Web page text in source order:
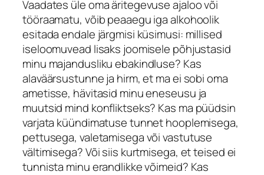
Vaadates üle oma äritegevuse ajaloo või
tööraamatu, võib peaaegu iga alkohoolik
esitada endale järgmisi küsimusi: millised
iseloomuvead lisaks joomisele põhjustasid
minu majandusliku ebakindluse? Kas
alaväärsustunne ja hirm, et ma ei sobi oma
ametisse, hävitasid minu eneseusu ja
muutsid mind konfliktseks? Kas ma püüdsin
varjata küündimatuse tunnet hooplemisega,
pettusega, valetamisega või vastutuse
vältimisega? Või siis kurtmisega, et teised ei
tunnista minu erandlikke võimeid? Kas